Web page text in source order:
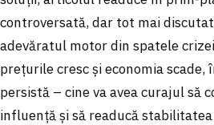
controversată, dar tot mai
adevăratul motor din spatele
prețurile cresc și economia
persistă – cine va avea curajul să
influență și să readucă